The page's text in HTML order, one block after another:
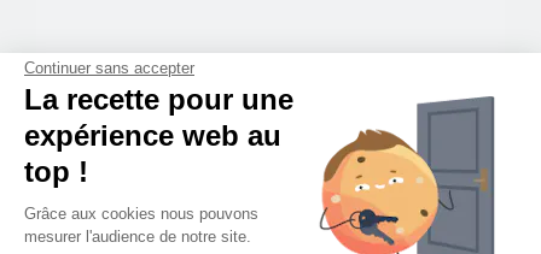
Continuer sans accepter
La recette pour une
expérience web au
top !
Grâce aux cookies nous pouvons
mesurer l'audience de notre site.